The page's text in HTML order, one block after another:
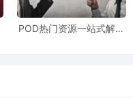
POD热门资源一站式解决